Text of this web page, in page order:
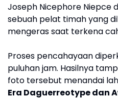
Joseph Nicephore Niepce
sebuah pelat timah yang
mengeras saat terkena
Proses pencahayaan
puluhan jam. Hasilnya
foto tersebut menandai
Era Daguerreotype dan